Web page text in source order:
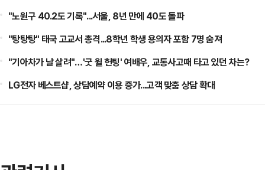
"노원구 40.2도 기록"...서울, 8년 만에 40도 돌파
"탕탕탕" 태국 고교서 총격...8학년 학생 용의자 포함 7명 숨져
"기아차가 날 살려"…'굿 윌 헌팅' 여배우, 교통사고때 타고 있던 차는?
LG전자 베스트샵, 상담예약 이용 증가...고객 맞춤 상담 확대